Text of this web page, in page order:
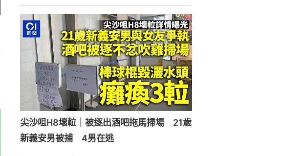
尖沙咀H8壞𨋢｜被逐出酒吧拖馬掃場 21歲
新義安男被捕 4男在逃